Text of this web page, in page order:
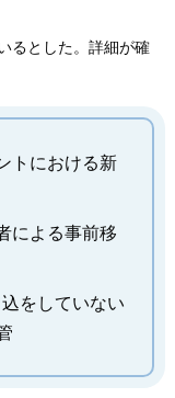
るとした。詳細が確
トにおける新
による事前移
をしていない